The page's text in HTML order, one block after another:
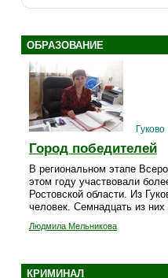
ОБРАЗОВАНИЕ
Гуково
Город победителей
В региональном этапе
этом году участвовали
Ростовской области. Из
человек. Семнадцать из них
Людмила Мельникова
КРИМИНАЛ